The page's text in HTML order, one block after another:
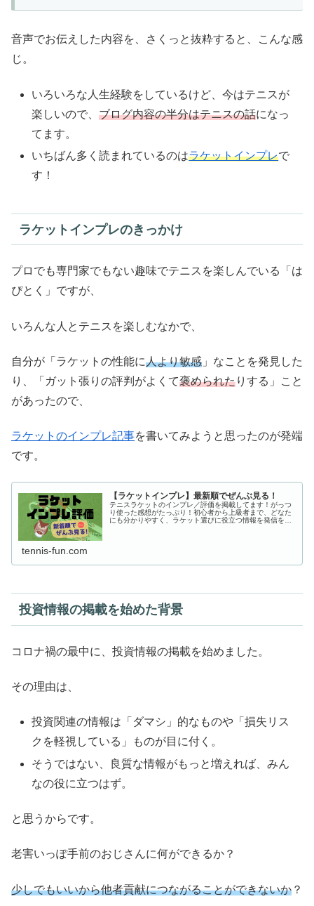
音声でお伝えした内容を、さくっと抜粋すると、こんな感
じ。
いろいろな人生経験をしているけど、今はテニスが
楽しいので、ブログ内容の半分はテニスの話になっ
てます。
いちばん多く読まれているのはラケットインプレで
す！
ラケットインプレのきっかけ
プロでも専門家でもない趣味でテニスを楽しんでいる「は
ぴとく」ですが、
いろんな人とテニスを楽しむなかで、
自分が「ラケットの性能に人より敏感 」なことを発見した
り、「ガット張りの評判がよくて褒められたりする」こと
があったので、
ラケットのインプレ記事を書いてみようと思ったのが発端
です。
【ラケットインプレ】最新順でぜんぶ見る！
テニスラケットのインプレ／評価を掲載してます！がっつ
り使った感想がたっぷり！初心者から上級者まで、どなた
にも分かりやすく、ラケット選びに役立つ情報を発信をし
tennis-fun.com
投資情報の掲載を始めた背景
コロナ禍の最中に、投資情報の掲載を始めました。
その理由は、
投資関連の情報は「ダマシ」的なものや「損失リス
クを軽視している」ものが目に付く。
そうではない、良質な情報がもっと増えれば、みん
なの役に立つはず。
と思うからです。
老害いっぽ手前のおじさんに何ができるか？
少しでもいいから他者貢献につながることができないか ？